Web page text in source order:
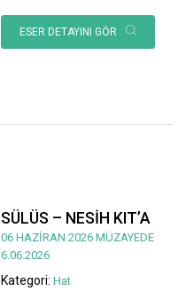
ESER DETAYINI GÖR
SÜLÜS – NESİH KIT’A
06 HAZİRAN 2026 MÜZAYEDE
6.06.2026
Kategori: Hat